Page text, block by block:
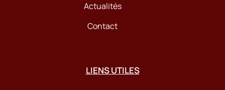
Actualités
Contact
LIENS UTILES